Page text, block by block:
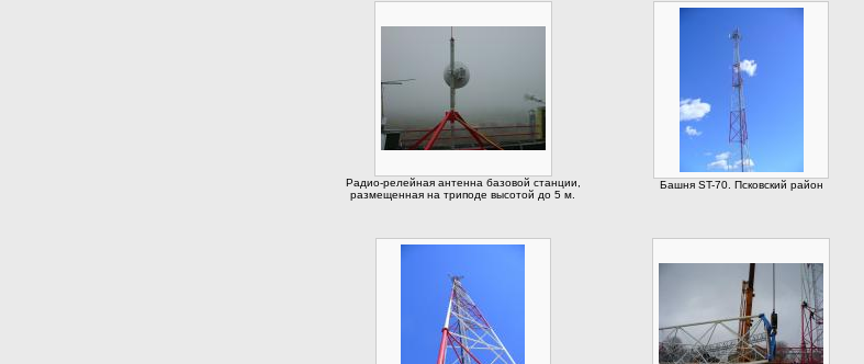
Радио-релейная антенна базовой станции,
размещенная на триподе высотой до 5 м.
Башня ST-70. Псковский район